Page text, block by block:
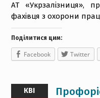
АТ «Укрзалізниця»,
фахівця з охорони
Поділитися цим:
Facebook Twitter
КВІ